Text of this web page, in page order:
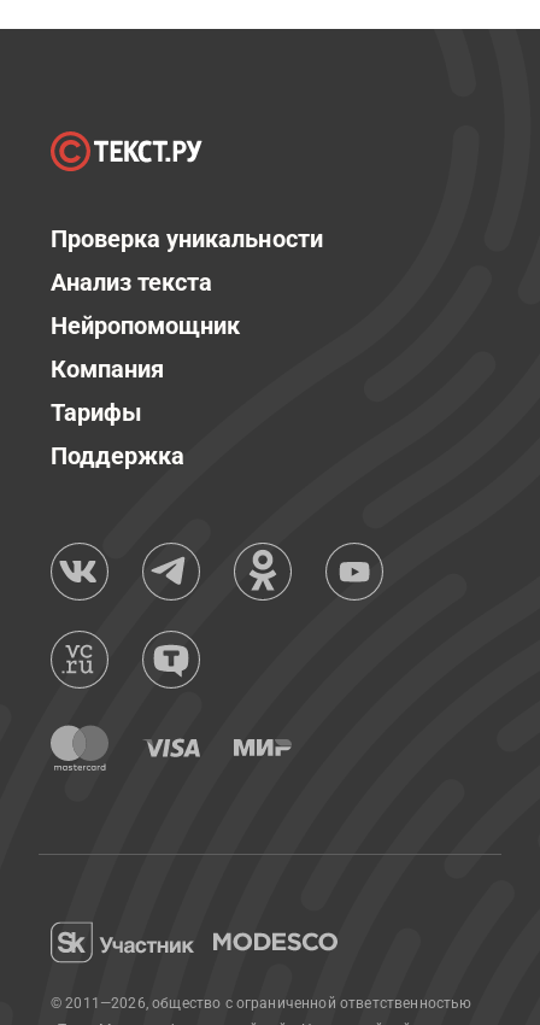
Проверка уникальности
Анализ текста
Нейропомощник
Компания
Тарифы
Поддержка
© 2011—2026, общество с ограниченной ответственностью